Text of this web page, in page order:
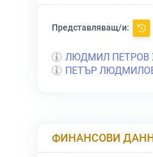
Представляващ/и:
ЛЮДМИЛ ПЕТРОВ
ПЕТЪР
ФИНАНСОВИ